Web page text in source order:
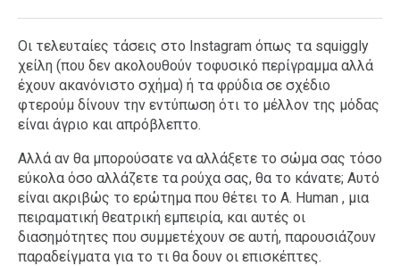
Οι τελευταίες τάσεις στο Instagram όπως τα squiggly
χείλη (που δεν ακολουθούν τοφυσικό περίγραμμα αλλά
έχουν ακανόνιστο σχήμα) ή τα φρύδια σε σχέδιο
φτερούμ δίνουν την εντύπωση ότι το μέλλον της μόδας
είναι άγριο και απρόβλεπτο.
Αλλά αν θα μπορούσατε να αλλάξετε το σώμα σας τόσο
εύκολα όσο αλλάζετε τα ρούχα σας, θα το κάνατε; Αυτό
είναι ακριβώς το ερώτημα που θέτει το A. Human , μια
πειραματική θεατρική εμπειρία, και αυτές οι
διασημότητες που συμμετέχουν σε αυτή, παρουσιάζουν
παραδείγματα για το τι θα δουν οι επισκέπτες.